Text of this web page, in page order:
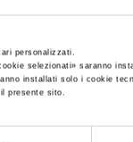
personalizzati.
selezionati» saranno
installati solo i cookie
presente sito.